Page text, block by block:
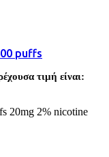
puffs
τιμή είναι:
20mg 2% nicotine